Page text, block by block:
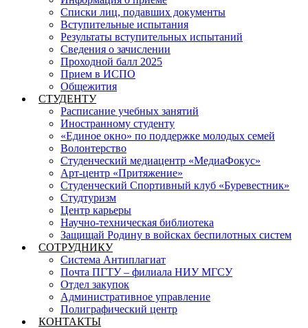
Списки лиц, подавших документы
Вступительные испытания
Результаты вступительных испытаний
Сведения о зачислении
Проходной балл 2025
Прием в ИСПО
Общежития
СТУДЕНТУ
Расписание учебных занятий
Иностранному студенту
«Единое окно» по поддержке молодых семей
Волонтерство
Студенческий медиацентр «МедиаФокус»
Арт-центр «Притяжение»
Студенческий Спортивный клуб «Буревестник»
Студтуризм
Центр карьеры
Научно-техническая библиотека
Защищай Родину в войсках беспилотных систем
СОТРУДНИКУ
Система Антиплагиат
Почта ПГТУ – филиала НИУ МГСУ
Отдел закупок
Административное управление
Полиграфический центр
КОНТАКТЫ